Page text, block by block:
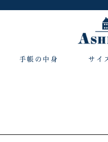
手帳の中身 サイ